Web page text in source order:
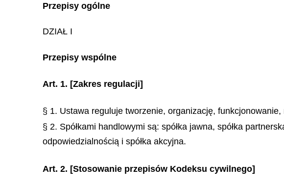
Przepisy ogólne
DZIAŁ I
Przepisy wspólne
Art. 1. [Zakres regulacji]
§ 1. Ustawa reguluje tworzenie, organizację, funkcjonowanie,
§ 2. Spółkami handlowymi są: spółka jawna, spółka
odpowiedzialnością i spółka akcyjna.
Art. 2. [Stosowanie przepisów Kodeksu cywilnego]